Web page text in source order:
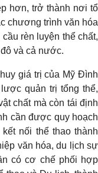
hơn, trở thành nơi tổ
chương trình văn hóa
rèn luyện thể chất,
và cả nước.
giá trị của Mỹ Đình
quản trị tổng thể,
chất mà còn tái định
cần được quy hoạch
nối thể thao thành
văn hóa, du lịch sự
có cơ chế phối hợp